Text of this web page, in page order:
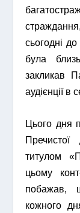
сьогодні
була
закликав
аудієнції в
Цього дня
титулом
цьому
побажав,
кожного